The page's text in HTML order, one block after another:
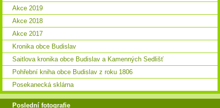
Akce 2019
Akce 2018
Akce 2017
Kronika obce Budislav
Saitlova kronika obce Budislav a Kamenných Sedlišť
Pohřební kniha obce Budislav z roku 1806
Posekanecká sklárna
Poslední fotografie